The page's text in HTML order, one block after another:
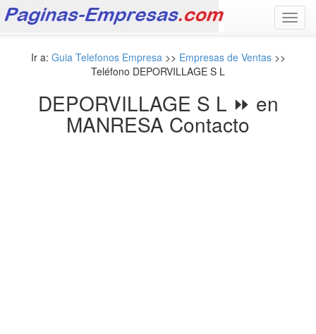
Ir a: Guia Telefonos Empresa>> Empresas de Ventas>>
Teléfono DEPORVILLAGE S L
DEPORVILLAGE S L ⏩ en
MANRESA Contacto